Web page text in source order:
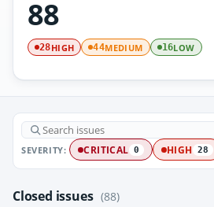
88
28HIGH 44MEDIUM 16LOW
SEVERITY: CRITICAL 0 HIGH 28
Closed issues (88)